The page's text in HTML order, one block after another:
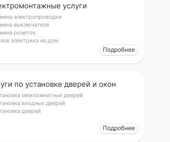
услуги
электропроводки
выключателя
розеток
электрика на дом
Подробнее
по установке дверей и окон
межкомнатных дверей
входных дверей
дверей
Подробнее